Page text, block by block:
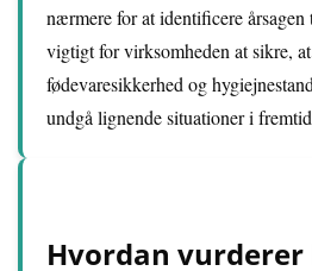
nærmere for at identificere
vigtigt for virksomheden at sikre,
fødevaresikkerhed og
undgå lignende situationer i
Hvordan